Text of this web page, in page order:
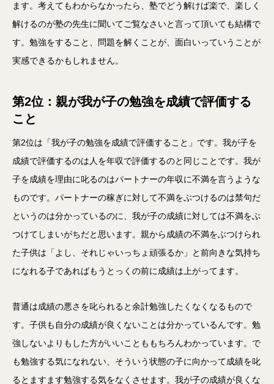
ます。考えてもわからなかったら、塾でどう解けば楽で、楽しく
解けるのが塾の先生に聞いてご覧なさいと言って頂いても結構で
す。勉強をすること、問題を解くことが、面白いっていうことが
実感できるかもしれません。
第2位：親が我が子の勉強を成績で評価する
こと
第2位は「我が子の勉強を成績で評価すること」です。我が子を
成績で評価するのは人を年収で評価するのと同じことです。我が
子を成績を理由に叱るのはパートナーの年収に不満を言うような
ものです。パートナーの稼ぎに対して不満をぶつけるのは禁句だ
というのは分かっているのに、我が子の成績に対しては不満をぶ
つけてしまいがちだと思います。親から成績の不満をぶつけられ
た子供は「よし、それじゃいっちょ頑張るか」と前向きな気持ち
になれる子であればもうとっくの前に成績は上がってます。
普通は成績の悪さを叱られると余計勉強したくなくなるもので
す。子供も自分の成績が良くないことは分かっているんです。勉
強しないよりもした方がいいことももちろんわかっています。で
も勉強する気になれない、そういう状態の子に向かって成績を叱
るとますます勉強する気をなくさせます。我が子の成績が良くな